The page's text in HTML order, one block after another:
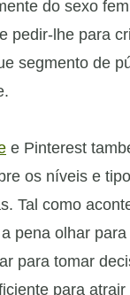
do sexo
pedir-lhe para
segmento de
e Pinterest
os níveis e
Tal como
pena olhar
para tomar
para atrair